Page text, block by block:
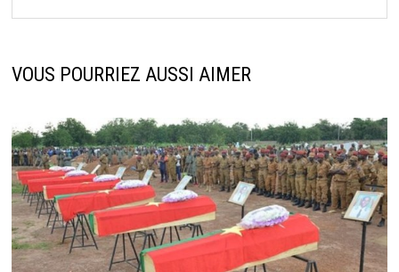
VOUS POURRIEZ AUSSI AIMER